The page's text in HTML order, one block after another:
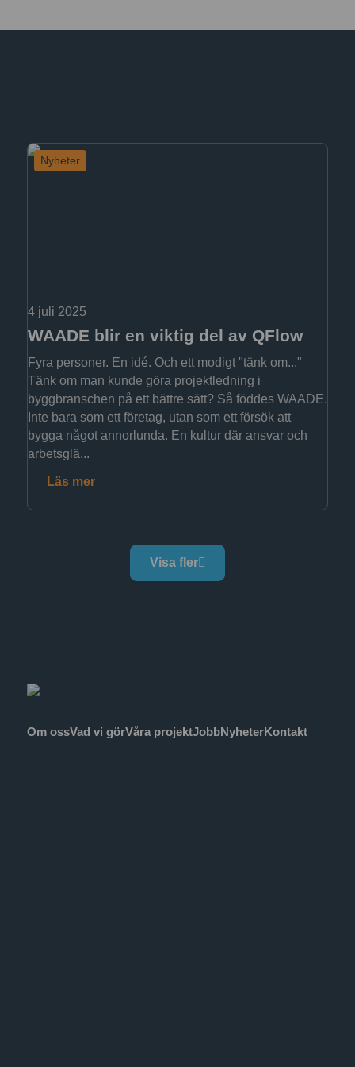
Nyheter
4 juli 2025
WAADE blir en viktig del av QFlow
Fyra personer. En idé. Och ett modigt "tänk om..."
Tänk om man kunde göra projektledning i
byggbranschen på ett bättre sätt? Så föddes WAADE.
Inte bara som ett företag, utan som ett försök att
bygga något annorlunda. En kultur där ansvar och
arbetsglä...
Läs mer
Visa fler
Om ossVad vi görVåra projektJobbNyheterKontakt